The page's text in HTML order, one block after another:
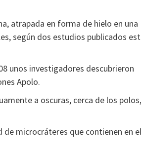
atrapada en forma de hielo en una
según dos estudios publicados
unos investigadores descubrieron
Apolo.
a oscuras, cerca de los polos,
microcráteres que contienen en el